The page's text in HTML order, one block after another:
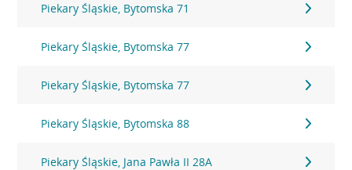
Piekary Śląskie, Bytomska 71
Piekary Śląskie, Bytomska 77
Piekary Śląskie, Bytomska 77
Piekary Śląskie, Bytomska 88
Piekary Śląskie, Jana Pawła II 28A